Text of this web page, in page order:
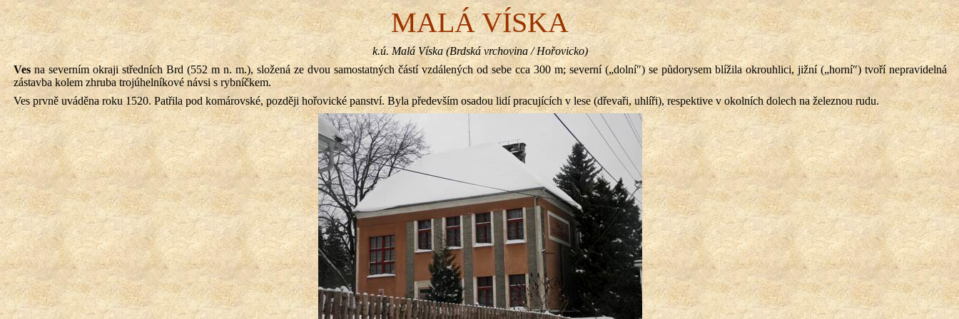
MALÁ VÍSKA
k.ú. Malá Víska (Brdská vrchovina / Hořovicko)
Ves na severním okraji středních Brd (552 m n. m.), složená ze dvou samostatných částí vzdálených od sebe cca300 m; severní („dolní″) se půdorysem blížila okrouhlici, jižní („horní″) tvoří nepravidelná
zástavba kolem zhruba trojúhelníkové návsi s rybníčkem.
Ves prvně uváděna roku 1520. Patřila pod komárovské, později hořovické panství. Byla především osadou lidí pracujících v lese (dřevaři, uhlíři), respektive v okolních dolech na železnou rudu.